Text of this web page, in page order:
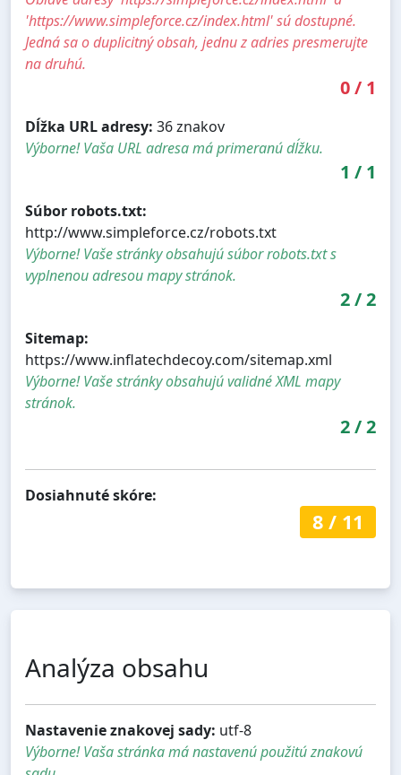
'https://www.simpleforce.cz/index.html' sú dostupné.
Jedná sa o duplicitný obsah, jednu z adries presmerujte
na druhú.
0/ 1
Dĺžka URL adresy: 36 znakov
Výborne! Vaša URL adresa má primeranú dĺžku.
1 / 1
Súbor robots.txt:
http://www.simpleforce.cz/robots.txt
Výborne! Vaše stránky obsahujú súbor robots.txt s
vyplnenou adresou mapy stránok.
2/2
Sitemap:
https://www.inflatechdecoy.com/sitemap.xml
Výborne! Vaše stránky obsahujú validné XML mapy
stránok.
2/2
Dosiahnuté skóre:
8/ 11
Analýza obsahu
Nastavenie znakovej sady: utf-8
Výborne! Vaša stránka má nastavenú použitú znakovú